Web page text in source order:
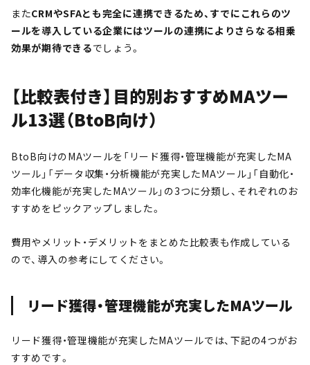
またCRMやSFAとも完全に連携できるため、すでにこれらのツ
ールを導入している企業にはツールの連携によりさらなる相乗
効果が期待できるでしょう。
【比較表付き】目的別おすすめMAツー
ル13選（BtoB向け）
BtoB向けのMAツールを「リード獲得・管理機能が充実したMA
ツール」「データ収集・分析機能が充実したMAツール」「自動化・
効率化機能が充実したMAツール」の3つに分類し、それぞれのお
すすめをピックアップしました。
費用やメリット・デメリットをまとめた比較表も作成している
ので、導入の参考にしてください。
リード獲得・管理機能が充実したMAツール
リード獲得・管理機能が充実したMAツールでは、下記の4つがお
すすめです。